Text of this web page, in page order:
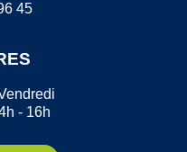
45
- 16h